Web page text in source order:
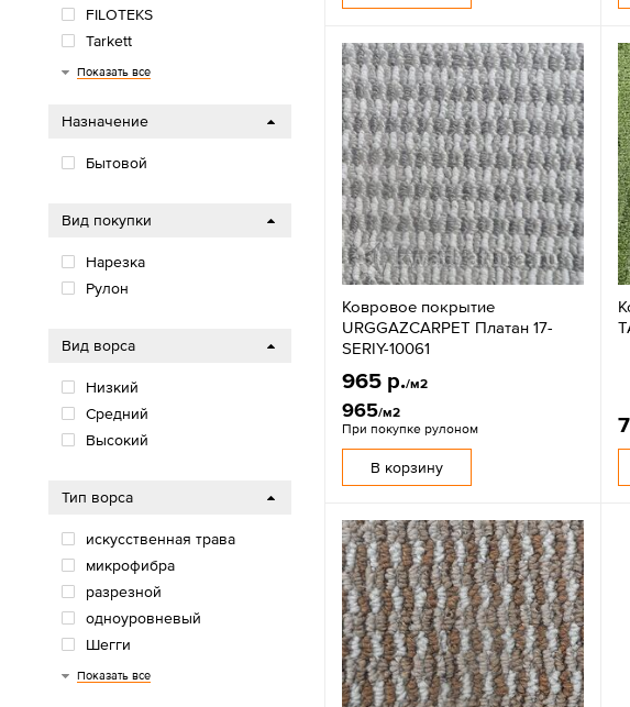
Ковровое покрытие
URGGAZCARPET Платан 17-
SERIY-10061
965 р./м2
965/м2
При покупке рулоном
В корзину
FILOTEKS
Tarkett
Синтелон
Ковры Бреста
URGGAZCARPET
НЕВА-ТАФТ
Витебские ковры
KAPLANCER
PLATO HALI
OZKAPLAN
AW
Betap
Показать все
Назначение
Бытовой
Вид покупки
Нарезка
Рулон
Вид ворса
Низкий
Средний
Высокий
Тип ворса
искусственная трава
микрофибра
разрезной
одноуровневый
Шегги
Разрезной ворс
скролл
велюр
петля
фризе
иглопробивной
хит-сет
бербер
Показать все